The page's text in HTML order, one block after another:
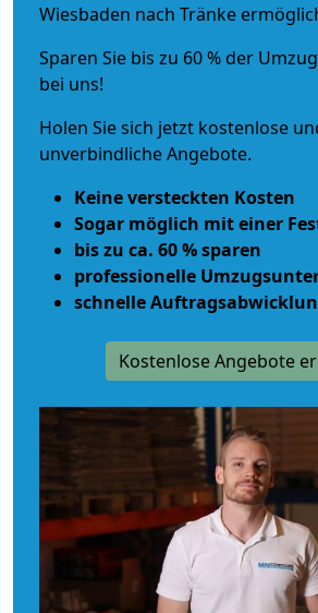
Wiesbaden nach Tränke
Sparen Sie bis zu 60 % der
bei uns!
Holen Sie sich jetzt kostenlose
unverbindliche Angebote.
Keine versteckten Kosten
Sogar möglich mit einer
bis zu ca. 60 % sparen
professionelle
schnelle
Kostenlose Angebote